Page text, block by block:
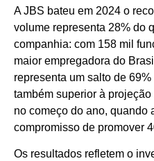
A JBS bateu em 2024 o
volume representa 28% do
companhia: com 158 mil
maior empregadora do
representa um salto de
também superior à
no começo do ano, quando
compromisso de promover
Os resultados refletem o